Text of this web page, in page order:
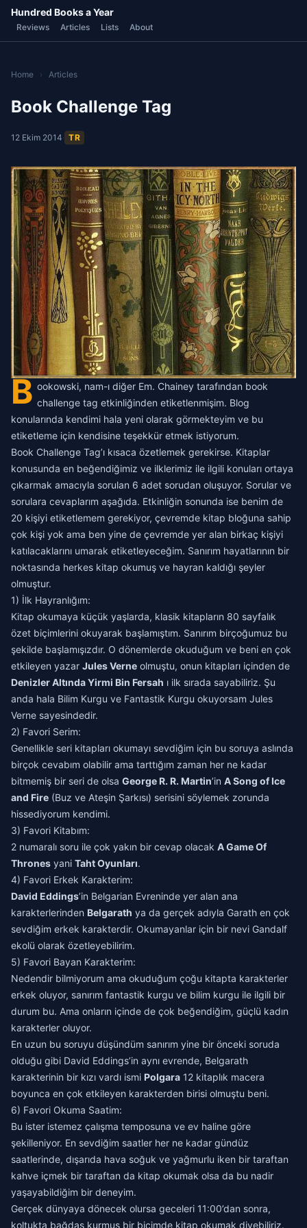
Hundred Books a Year
Reviews Articles Lists About
Home › Articles
Book Challenge Tag
12 Ekim 2014· TR
B ookowski, nam-ı diğer Em. Chainey tarafından book
challenge tag etkinliğinden etiketlenmişim. Blog
konularında kendimi hala yeni olarak görmekteyim ve bu
etiketleme için kendisine teşekkür etmek istiyorum.
Book Challenge Tag’ı kısaca özetlemek gerekirse. Kitaplar
konusunda en beğendiğimiz ve ilklerimiz ile ilgili konuları ortaya
çıkarmak amacıyla sorulan 6 adet sorudan oluşuyor. Sorular ve
sorulara cevaplarım aşağıda. Etkinliğin sonunda ise benim de
20 kişiyi etiketlemem gerekiyor, çevremde kitap bloğuna sahip
çok kişi yok ama ben yine de çevremde yer alan birkaç kişiyi
katılacaklarını umarak etiketleyeceğim. Sanırım hayatlarının bir
noktasında herkes kitap okumuş ve hayran kaldığı şeyler
olmuştur.
1) İlk Hayranlığım:
Kitap okumaya küçük yaşlarda, klasik kitapların 80 sayfalık
özet biçimlerini okuyarak başlamıştım. Sanırım birçoğumuz bu
şekilde başlamışızdır. O dönemlerde okuduğum ve beni en çok
etkileyen yazar Jules Verne olmuştu, onun kitapları içinden de
Denizler Altında Yirmi Bin Fersah ı ilk sırada sayabiliriz. Şu
anda hala Bilim Kurgu ve Fantastik Kurgu okuyorsam Jules
Verne sayesindedir.
2) Favori Serim:
Genellikle seri kitapları okumayı sevdiğim için bu soruya aslında
birçok cevabım olabilir ama tarttığım zaman her ne kadar
bitmemiş bir seri de olsa George R. R. Martin’in A Song of Ice
and Fire (Buz ve Ateşin Şarkısı) serisini söylemek zorunda
hissediyorum kendimi.
3) Favori Kitabım:
2 numaralı soru ile çok yakın bir cevap olacak A Game Of
Thrones yani Taht Oyunları.
4) Favori Erkek Karakterim:
David Eddings’in Belgarian Evreninde yer alan ana
karakterlerinden Belgarath ya da gerçek adıyla Garath en çok
sevdiğim erkek karakterdir. Okumayanlar için bir nevi Gandalf
ekolü olarak özetleyebilirim.
5) Favori Bayan Karakterim:
Nedendir bilmiyorum ama okuduğum çoğu kitapta karakterler
erkek oluyor, sanırım fantastik kurgu ve bilim kurgu ile ilgili bir
durum bu. Ama onların içinde de çok beğendiğim, güçlü kadın
karakterler oluyor.
En uzun bu soruyu düşündüm sanırım yine bir önceki soruda
olduğu gibi David Eddings’in aynı evrende, Belgarath
karakterinin bir kızı vardı ismi Polgara 12 kitaplık macera
boyunca en çok etkileyen karakterden birisi olmuştu beni.
6) Favori Okuma Saatim:
Bu ister istemez çalışma temposuna ve ev haline göre
şekilleniyor. En sevdiğim saatler her ne kadar gündüz
saatlerinde, dışarıda hava soğuk ve yağmurlu iken bir taraftan
kahve içmek bir taraftan da kitap okumak olsa da bu nadir
yaşayabildiğim bir deneyim.
Gerçek dünyaya dönecek olursa geceleri 11:00’dan sonra,
koltukta bağdaş kurmuş bir biçimde kitap okumak diyebiliriz.